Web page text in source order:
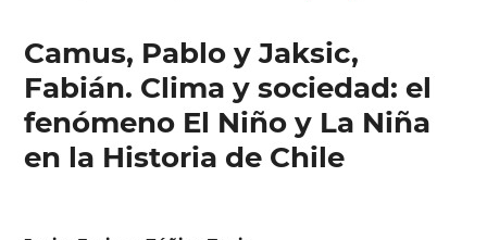
Camus, Pablo y Jaksic,
Fabián. Clima y sociedad: el
fenómeno El Niño y La Niña
en la Historia de Chile